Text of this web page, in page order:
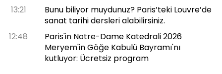
13:21
Bunu biliyor muydunuz? Paris’teki Louvre’de
sanat tarihi dersleri alabilirsiniz.
12:48
Paris'in Notre-Dame Katedrali 2026
Meryem'in Göğe Kabulü Bayramı'nı
kutluyor: Ücretsiz program